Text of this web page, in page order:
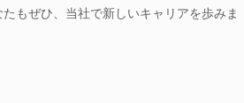
もぜひ、当社で新しいキャリアを歩みま